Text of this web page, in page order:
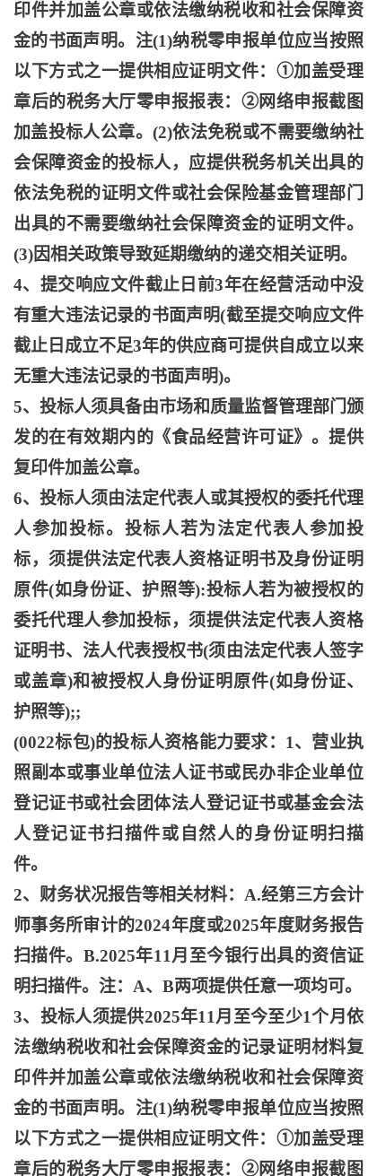
印件并加盖公章或依法缴纳税收和社会保障资
金的书面声明。注(1)纳税零申报单位应当按照
以下方式之一提供相应证明文件：①加盖受理
章后的税务大厅零申报报表：②网络申报截图
加盖投标人公章。(2)依法免税或不需要缴纳社
会保障资金的投标人，应提供税务机关出具的
依法免税的证明文件或社会保险基金管理部门
出具的不需要缴纳社会保障资金的证明文件。
(3)因相关政策导致延期缴纳的递交相关证明。
4、提交响应文件截止日前3年在经营活动中没
有重大违法记录的书面声明(截至提交响应文件
截止日成立不足3年的供应商可提供自成立以来
无重大违法记录的书面声明)。
5、投标人须具备由市场和质量监督管理部门颁
发的在有效期内的《食品经营许可证》。提供
复印件加盖公章。
6、投标人须由法定代表人或其授权的委托代理
人参加投标。投标人若为法定代表人参加投
标，须提供法定代表人资格证明书及身份证明
原件(如身份证、护照等):投标人若为被授权的
委托代理人参加投标，须提供法定代表人资格
证明书、法人代表授权书(须由法定代表人签字
或盖章)和被授权人身份证明原件(如身份证、
护照等);;
(0022标包)的投标人资格能力要求：1、营业执
照副本或事业单位法人证书或民办非企业单位
登记证书或社会团体法人登记证书或基金会法
人登记证书扫描件或自然人的身份证明扫描
件。
2、财务状况报告等相关材料：A.经第三方会计
师事务所审计的2024年度或2025年度财务报告
扫描件。B.2025年11月至今银行出具的资信证
明扫描件。注：A、B两项提供任意一项均可。
3、投标人须提供2025年11月至今至少1个月依
法缴纳税收和社会保障资金的记录证明材料复
印件并加盖公章或依法缴纳税收和社会保障资
金的书面声明。注(1)纳税零申报单位应当按照
以下方式之一提供相应证明文件：①加盖受理
章后的税务大厅零申报报表：②网络申报截图